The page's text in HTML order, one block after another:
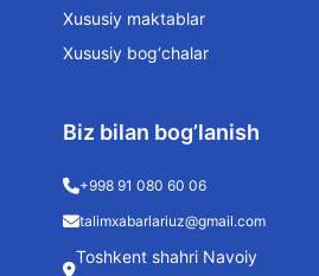
Xususiy maktablar
Xususiy bog‘chalar
Biz bilan bog’lanish
+998 91 080 60 06
talimxabarlariuz@gmail.com
Toshkent shahri Navoiy